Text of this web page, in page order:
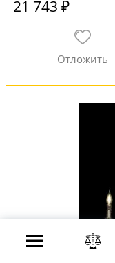
21 743 ₽